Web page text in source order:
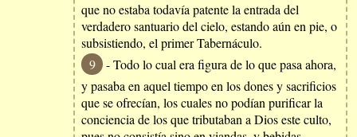
que no estaba todavía patente la entrada del
verdadero santuario del cielo, estando aún en pie, o
subsistiendo, el primer Tabernáculo.
9
- Todo lo cual era figura de lo que pasa ahora,
y pasaba en aquel tiempo en los dones y sacrificios
que se ofrecían, los cuales no podían purificar la
conciencia de los que tributaban a Dios este culto,